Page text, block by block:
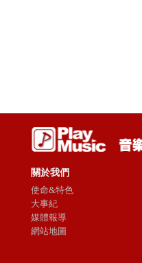
關於我們
使命&特色
大事紀
媒體報導
網站地圖